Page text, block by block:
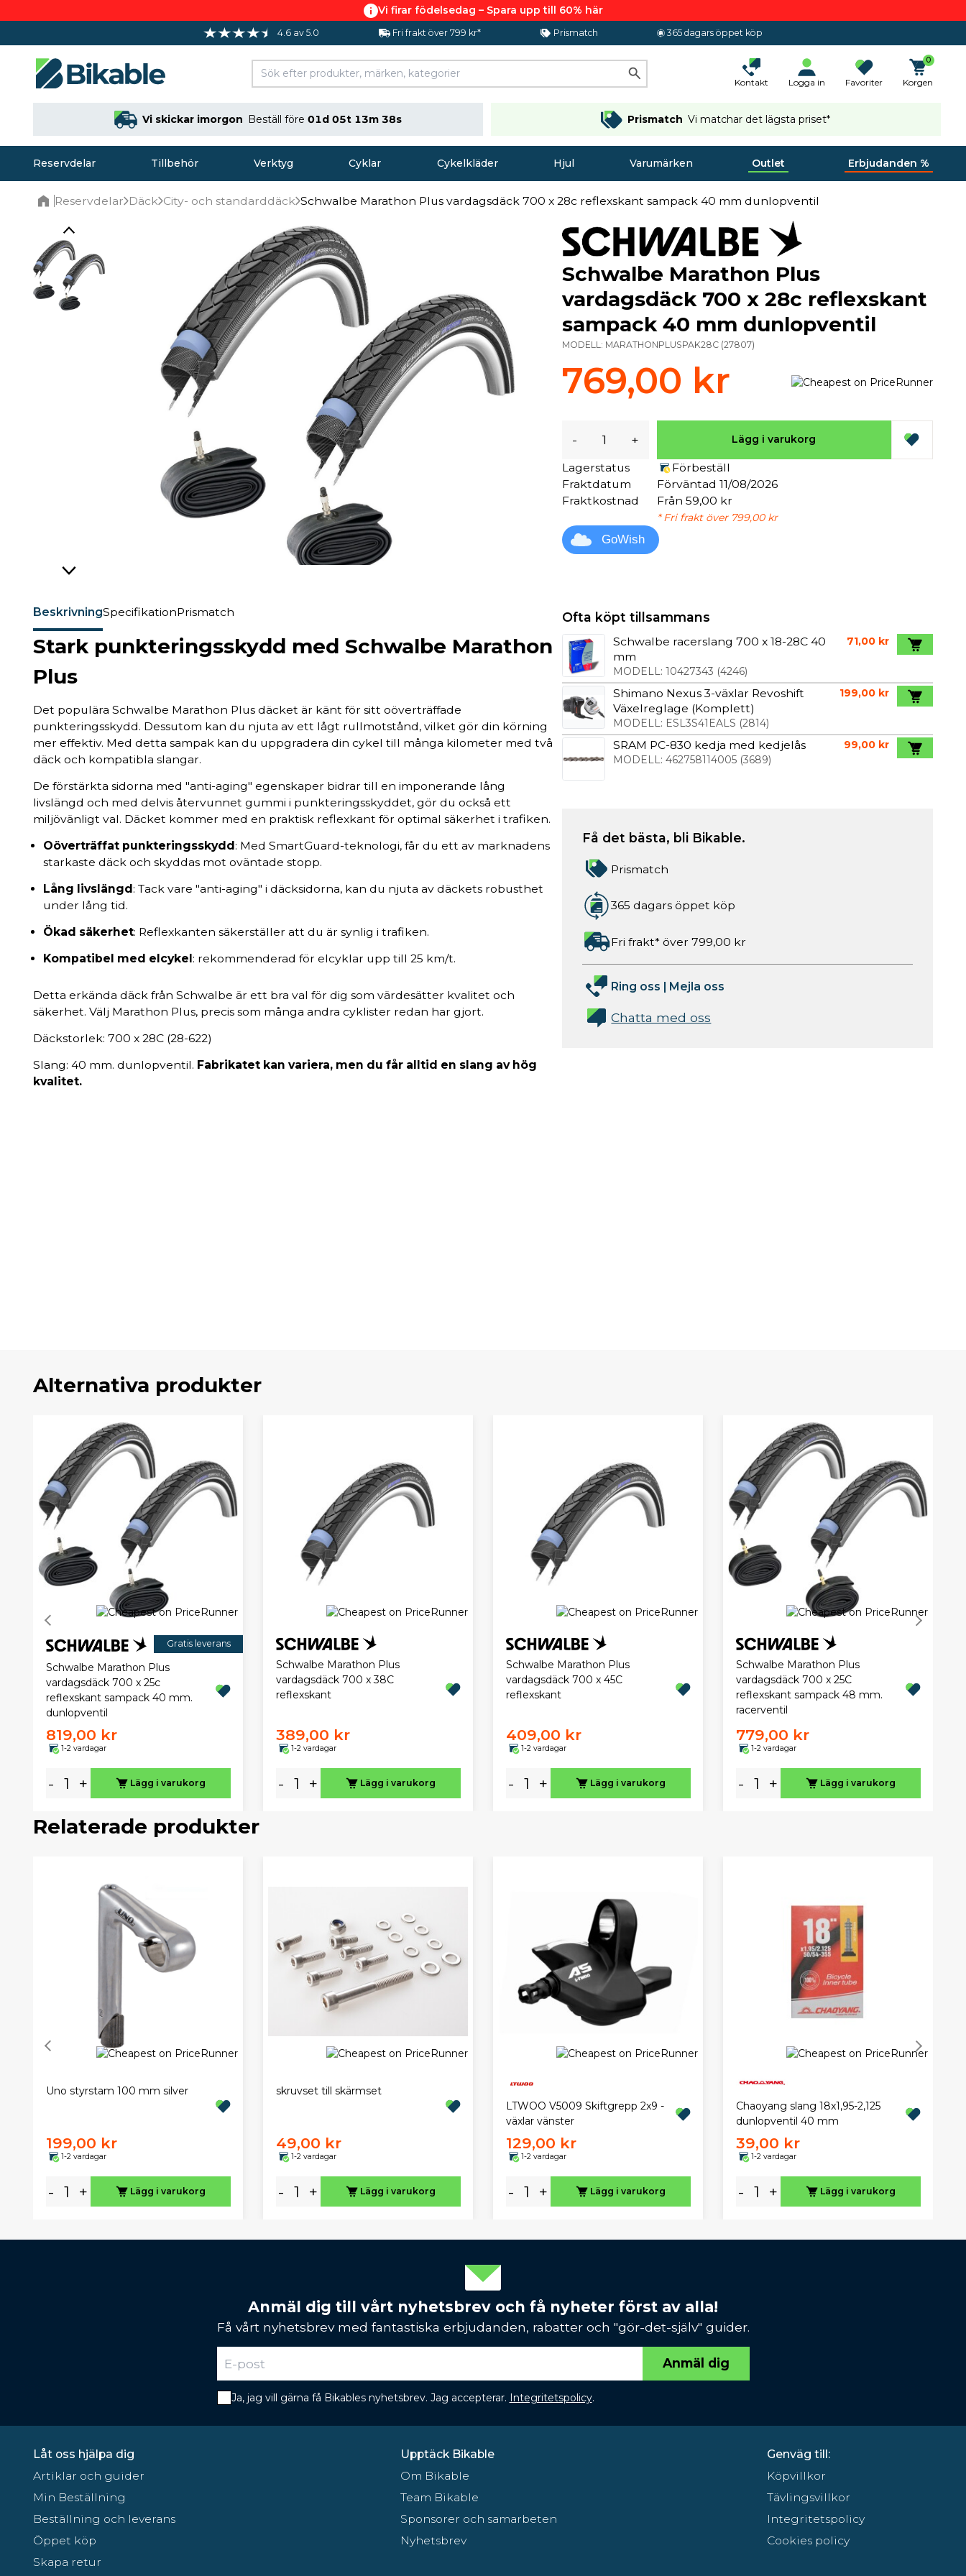
Vi firar födelsedag – Spara upp till 60% här
4.6 av 5.0 Fri frakt över 799 kr* Prismatch 365 dagars öppet köp
Kontakt Logga in Favoriter
0
Korgen
Vi skickar imorgon Beställ före01d 05t 13m 37s Prismatch Vi matchar det lägsta priset*
Reservdelar Tillbehör Verktyg Cyklar Cykelkläder Hjul Varumärken Outlet Erbjudanden %
Reservdelar Däck City- och standarddäck Schwalbe Marathon Plus vardagsdäck 700 x 28c reflexskant sampack 40 mm dunlopventil
BeskrivningSpecifikationPrismatch
Stark punkteringsskydd med Schwalbe Marathon
Plus
Det populära Schwalbe Marathon Plus däcket är känt för sitt oöverträffade
punkteringsskydd. Dessutom kan du njuta av ett lågt rullmotstånd, vilket gör din körning
mer effektiv. Med detta sampak kan du uppgradera din cykel till många kilometer med två
däck och kompatibla slangar.
De förstärkta sidorna med "anti-aging" egenskaper bidrar till en imponerande lång
livslängd och med delvis återvunnet gummi i punkteringsskyddet, gör du också ett
miljövänligt val. Däcket kommer med en praktisk reflexkant för optimal säkerhet i trafiken.
Oöverträffat punkteringsskydd: Med SmartGuard-teknologi, får du ett av marknadens
starkaste däck och skyddas mot oväntade stopp.
Lång livslängd: Tack vare "anti-aging" i däcksidorna, kan du njuta av däckets robusthet
under lång tid.
Ökad säkerhet: Reflexkanten säkerställer att du är synlig i trafiken.
Kompatibel med elcykel: rekommenderad för elcyklar upp till 25 km/t.
Detta erkända däck från Schwalbe är ett bra val för dig som värdesätter kvalitet och
säkerhet. Välj Marathon Plus, precis som många andra cyklister redan har gjort.
Däckstorlek: 700 x 28C (28-622)
Slang: 40 mm. dunlopventil. Fabrikatet kan variera, men du får alltid en slang av hög
kvalitet.
Schwalbe Marathon Plus
vardagsdäck 700 x 28c reflexskant
sampack 40 mm dunlopventil
MODELL: MARATHONPLUSPAK28C (27807)
769,00 kr
- + Lägg i varukorg
Lagerstatus
Förbeställ
Fraktdatum
Förväntad 11/08/2026
Fraktkostnad
Från 59,00 kr
* Fri frakt över 799,00 kr
GoWish
Ofta köpt tillsammans
Schwalbe racerslang 700 x 18-28C 40
mm
MODELL: 10427343 (4246)
71,00 kr
Shimano Nexus 3-växlar Revoshift
Växelreglage (Komplett)
MODELL: ESL3S41EALS (2814)
199,00 kr
SRAM PC-830 kedja med kedjelås
MODELL: 462758114005(3689)
99,00 kr
Få det bästa, bli Bikable.
Prismatch
365 dagars öppet köp
Fri frakt* över 799,00 kr
Ring oss | Mejla oss
Chatta med oss
Alternativa produkter
Gratis leverans
Schwalbe Marathon Plus
vardagsdäck 700 x 25c
reflexskant sampack 40 mm.
dunlopventil
819,00 kr
1-2 vardagar
- + Lägg i varukorg
Schwalbe Marathon Plus
vardagsdäck 700 x 38C
reflexskant
389,00 kr
1-2 vardagar
- + Lägg i varukorg
Schwalbe Marathon Plus
vardagsdäck 700 x 45C
reflexskant
409,00 kr
1-2 vardagar
- + Lägg i varukorg
Schwalbe Marathon Plus
vardagsdäck 700 x 25C
reflexskant sampack 48 mm.
racerventil
779,00 kr
1-2 vardagar
- + Lägg i varukorg
Relaterade produkter
Uno styrstam 100 mm silver
199,00 kr
1-2 vardagar
- + Lägg i varukorg
skruvset till skärmset
49,00 kr
1-2 vardagar
- + Lägg i varukorg
LTWOO V5009 Skiftgrepp 2x9 -
växlar vänster
129,00 kr
1-2 vardagar
- + Lägg i varukorg
Chaoyang slang 18x1,95-2,125
dunlopventil 40 mm
39,00 kr
1-2 vardagar
- + Lägg i varukorg
Anmäl dig till vårt nyhetsbrev och få nyheter först av alla!
Få vårt nyhetsbrev med fantastiska erbjudanden, rabatter och "gör-det-själv" guider.
Anmäl dig
Ja, jag vill gärna få Bikables nyhetsbrev. Jag accepterar. Integritetspolicy.
Låt oss hjälpa dig
Artiklar och guider
Min Beställning
Beställning och leverans
Öppet köp
Skapa retur
Upptäck Bikable
Om Bikable
Team Bikable
Sponsorer och samarbeten
Nyhetsbrev
Genväg till:
Köpvillkor
Tävlingsvillkor
Integritetspolicy
Cookies policy